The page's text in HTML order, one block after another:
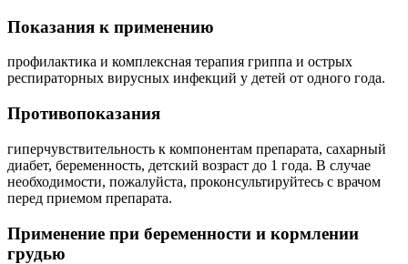
Показания к применению
профилактика и комплексная терапия гриппа и острых
респираторных вирусных инфекций у детей от одного года.
Противопоказания
гиперчувствительность к компонентам препарата, сахарный
диабет, беременность, детский возраст до 1 года. В случае
необходимости, пожалуйста, проконсультируйтесь с врачом
перед приемом препарата.
Применение при беременности и кормлении
грудью